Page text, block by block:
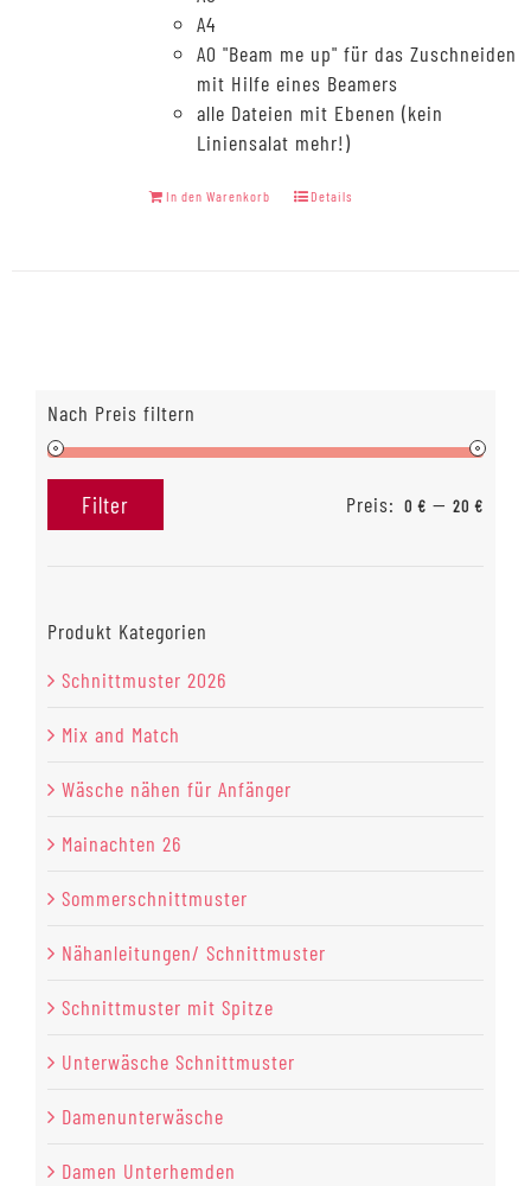
A4
A0 "Beam me up" für das Zuschneiden
mit Hilfe eines Beamers
alle Dateien mit Ebenen (kein
Liniensalat mehr!)
In den Warenkorb Details
Nach Preis filtern
Filter Preis: 0 € — 20 €
Produkt Kategorien
Schnittmuster 2026
Mix and Match
Wäsche nähen für Anfänger
Mainachten 26
Sommerschnittmuster
Nähanleitungen/ Schnittmuster
Schnittmuster mit Spitze
Unterwäsche Schnittmuster
Damenunterwäsche
Damen Unterhemden